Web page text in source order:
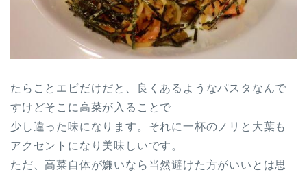
たらことエビだけだと、良くあるようなパスタなんで
すけどそこに高菜が入ることで
少し違った味になります。それに一杯のノリと大葉も
アクセントになり美味しいです。
ただ、高菜自体が嫌いなら当然避けた方がいいとは思